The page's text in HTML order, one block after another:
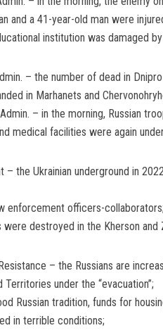
and a 41-year-old man were
institution was damaged
– the number of dead in
in Marhanets and
– in the morning, Russian
medical facilities were again
– the Ukrainian underground in
enforcement officers-collaborators;
destroyed in the Kherson and
– the Russians are
under the “evacuation”;
Russian tradition, funds for
in terrible conditions;